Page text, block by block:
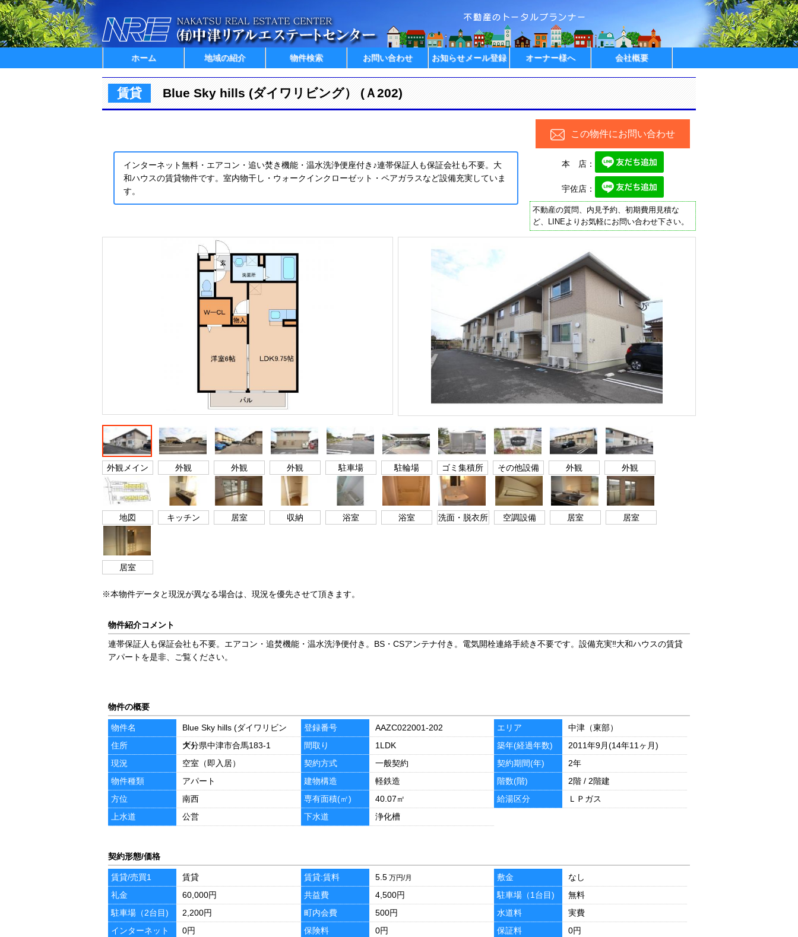
ホーム 地域の紹介 物件検索 お問い合わせ お知らせメール登録 オーナー様へ 会社概要
賃貸 Blue Sky hills (ダイワリビング） (Ａ202)
インターネット無料・エアコン・追い焚き機能・温水洗浄便座付き♪連帯保証人も保証会社も不要。大
和ハウスの賃貸物件です。室内物干し・ウォークインクローゼット・ペアガラスなど設備充実していま
す。
この物件にお問い合わせ
本 店：
宇佐店：
不動産の質問、内見予約、初期費用見積な
ど、LINEよりお気軽にお問い合わせ下さい。
外観メイン 外観 外観 外観 駐車場 駐輪場 ゴミ集積所 その他設備 外観 外観
地図 キッチン 居室 収納 浴室 浴室 洗面・脱衣所 空調設備 居室 居室
居室
※本物件データと現況が異なる場合は、現況を優先させて頂きます。
物件紹介コメント
連帯保証人も保証会社も不要。エアコン・追焚機能・温水洗浄便付き。BS・CSアンテナ付き。電気開栓連絡手続き不要です。設備充実‼大和ハウスの賃貸
アパートを是非、ご覧ください。
物件の概要
物件名
Blue Sky hills (ダイワリビン
グ）
登録番号 AAZC022001-202 エリア
中津（東部）
住所
大分県中津市合馬183-1 間取り 1LDK 築年(経過年数)
2011年9月(14年11ヶ月)
現況
空室（即入居） 契約方式 一般契約 契約期間(年)
2年
物件種類
アパート 建物構造 軽鉄造 階数(階)
2階 / 2階建
方位
南西 専有面積(㎡) 40.07㎡ 給湯区分
ＬＰガス
上水道
公営 下水道 浄化槽
契約形態/価格
賃貸/売買1 賃貸 賃貸:賃料 5.5 万円/月 敷金
なし
礼金
60,000円 共益費 4,500円 駐車場（1台目)
無料
駐車場（2台目)
2,200円 町内会費 500円 水道料
実費
インターネット
0円 保険料 0円 保証料
0円